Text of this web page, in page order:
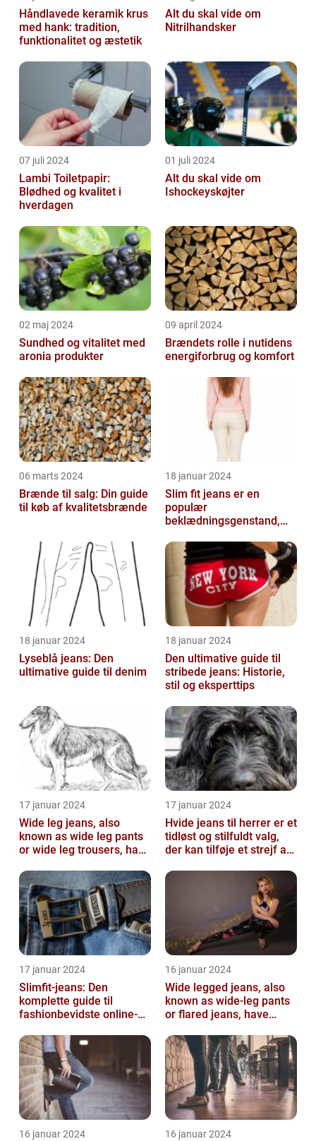
Håndlavede keramik krus
med hank: tradition,
funktionalitet og æstetik
Alt du skal vide om
Nitrilhandsker
07 juli 2024
Lambi Toiletpapir:
Blødhed og kvalitet i
hverdagen
01 juli 2024
Alt du skal vide om
Ishockeyskøjter
02 maj 2024
Sundhed og vitalitet med
aronia produkter
09 april 2024
Brændets rolle i nutidens
energiforbrug og komfort
06 marts 2024
Brænde til salg: Din guide
til køb af kvalitetsbrænde
18 januar 2024
Slim fit jeans er en
populær
beklædningsgenstand,
piger verden over
18 januar 2024
Lyseblå jeans: Den
ultimative guide til denim
18 januar 2024
Den ultimative guide til
stribede jeans: Historie,
stil og eksperttips
17 januar 2024
Wide leg jeans, also
known as wide leg pants
or wide leg trousers, have
fashion tre...
17 januar 2024
Hvide jeans til herrer er et
tidløst og stilfuldt valg,
der kan tilføje et strejf af
17 januar 2024
Slimfit-jeans: Den
komplette guide til
fashionbevidste online-
16 januar 2024
Wide legged jeans, also
known as wide-leg pants
or flared jeans, have
people...
16 januar 2024 16 januar 2024